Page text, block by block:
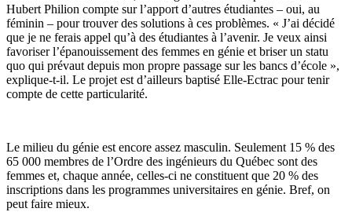
Hubert Philion compte sur l’apport d’autres étudiantes – oui, au
féminin – pour trouver des solutions à ces problèmes. « J’ai décidé
que je ne ferais appel qu’à des étudiantes à l’avenir. Je veux ainsi
favoriser l’épanouissement des femmes en génie et briser un statu
quo qui prévaut depuis mon propre passage sur les bancs d’école »,
explique-t-il. Le projet est d’ailleurs baptisé Elle-Ectrac pour tenir
compte de cette particularité.
Le milieu du génie est encore assez masculin. Seulement 15 % des
65 000 membres de l’Ordre des ingénieurs du Québec sont des
femmes et, chaque année, celles-ci ne constituent que 20 % des
inscriptions dans les programmes universitaires en génie. Bref, on
peut faire mieux.